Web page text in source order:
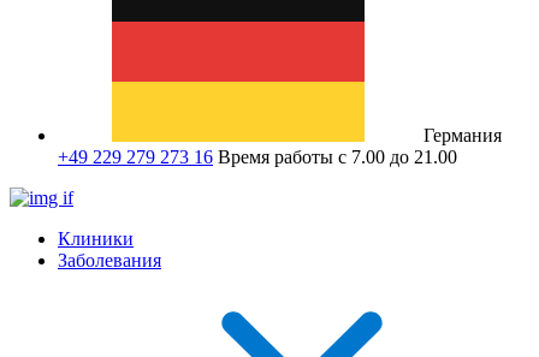
Германия
+49 229 279 273 16 Время работы с 7.00 до 21.00
Клиники
Заболевания